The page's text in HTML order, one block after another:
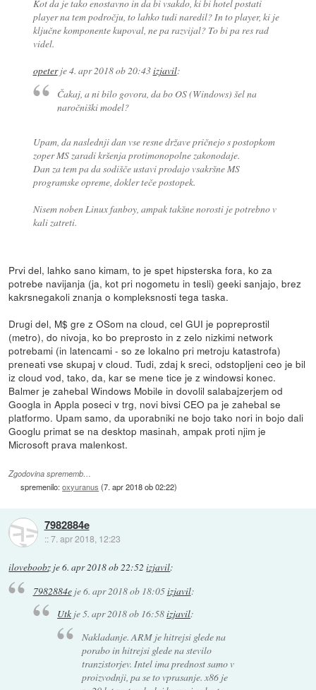
Kot da je tako enostavno in da bi vsakdo, ki bi hotel postati
player na tem področju, to lahko tudi naredil? In to player, ki je
ključne komponente kupoval, ne pa razvijal? To bi pa res rad
videl.
opeterje4. apr 2018 ob 20:43izjavil:
Čakaj, a ni bilo govora, da bo OS (Windows) šel na
naročniški model?
Upam, da naslednji dan vse resne države pričnejo s postopkom
zoper MS zaradi kršenja protimonopolne zakonodaje.
Dan za tem pa da sodišče ustavi prodajo vsakršne MS
programske opreme, dokler teče postopek.
Nisem noben Linux fanboy, ampak takšne norosti je potrebno v
kali zatreti.
Prvi del, lahko sano kimam, to je spet hipsterska fora, ko za
potrebe navijanja (ja, kot pri nogometu in tesli) geeki sanjajo, brez
kakrsnegakoli znanja o kompleksnosti tega taska.
Drugi del, M$ gre z OSom na cloud, cel GUI je popreprostil
(metro), do nivoja, ko bo preprosto in z zelo nizkimi network
potrebami (in latencami - so ze lokalno pri metroju katastrofa)
preneati vse skupaj v cloud. Tudi, zdaj k sreci, odstopljeni ceo je bil
iz cloud vod, tako, da, kar se mene tice je z windowsi konec.
Balmer je zahebal Windows Mobile in dovolil salabajzerjem od
Googla in Appla poseci v trg, novi bivsi CEO pa je zahebal se
platformo. Upam samo, da uporabniki ne bojo tako nori in bojo dali
Googlu primat se na desktop masinah, ampak proti njim je
Microsoft prava malenkost.
Zgodovina sprememb…
spremenilo:oxyuranus (7. apr 2018 ob 02:22)
7982884e
::7. apr 2018, 12:23
iloveboobz je6. apr 2018 ob 22:52 izjavil:
7982884eje6. apr 2018 ob 18:05izjavil:
Utk je5. apr 2018 ob 16:58izjavil:
Nakladanje. ARM je hitrejsi glede na
porabo in hitrejsi glede na stevilo
tranzistorjev. Intel ima prednost samo v
proizvodnji, pa se to vprasanje. x86 je